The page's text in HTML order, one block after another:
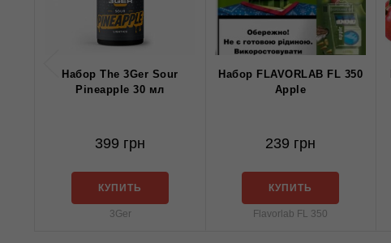
Набор The 3Ger Sour
Pineapple 30 мл
399 грн
КУПИТЬ
3Ger
Набор FLAVORLAB FL 350
Apple
239 грн
КУПИТЬ
Flavorlab FL 350